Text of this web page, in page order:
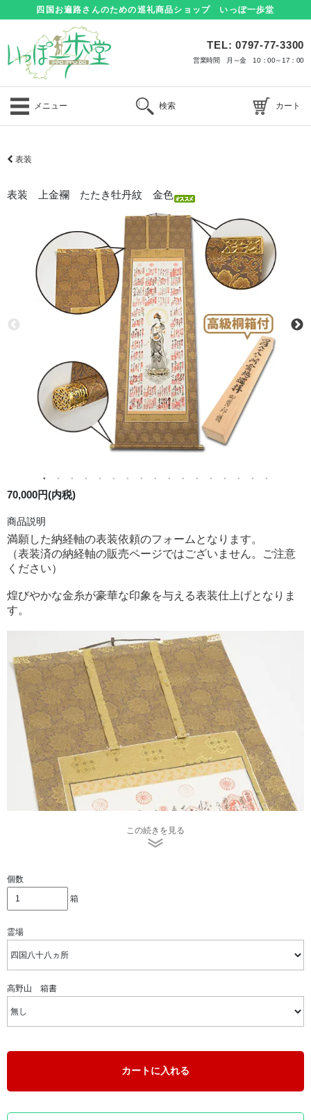
四国お遍路さんのための巡礼商品ショップ いっぽ一歩堂
TEL: 0797-77-3300
営業時間 月～金 10：00～17：00
メニュー 検索 カート
表装
表装 上金襴 たたき牡丹紋 金色
70,000円(内税)
商品説明
満願した納経軸の表装依頼のフォームとなります。
（表装済の納経軸の販売ページではございません。ご注意
ください）
煌びやかな金糸が豪華な印象を与える表装仕上げとなりま
す。
っております。
この続きを見る
個数
箱
霊場
高野山 箱書
カートに入れる